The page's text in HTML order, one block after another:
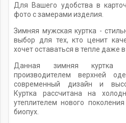
Для Вашего удобства в
фото с замерами изделия.
Зимняя мужская куртка -
выбор для тех, кто ценит
хочет оставаться в тепле даже
Данная зимняя куртка
производителем верхней
современный дизайн и
Куртка рассчитана на
утеплителем нового
биопух.